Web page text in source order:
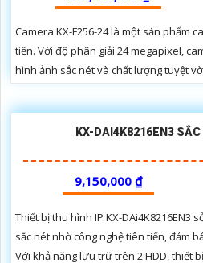
Camera KX-F256-24 là một sản phẩm
tiến. Với độ phân giải 24 megapixel,
hình ảnh sắc nét và chất lượng tuyệt
KX-DAI4K8216EN3 SẮC
9,150,000 ₫
Thiết bị thu hình IP KX-DAi4K8216EN3
sắc nét nhờ công nghệ tiên tiến, đảm
Với khả năng lưu trữ trên 2 HDD, thiết